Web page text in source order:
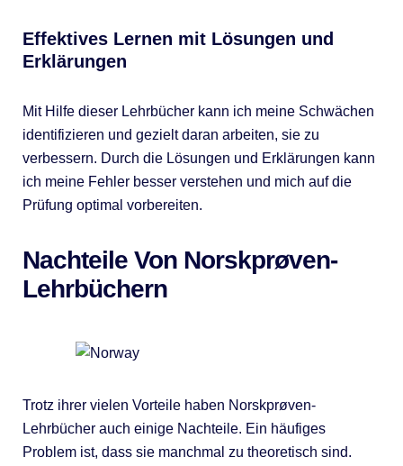
Effektives Lernen mit Lösungen und
Erklärungen
Mit Hilfe dieser Lehrbücher kann ich meine Schwächen
identifizieren und gezielt daran arbeiten, sie zu
verbessern. Durch die Lösungen und Erklärungen kann
ich meine Fehler besser verstehen und mich auf die
Prüfung optimal vorbereiten.
Nachteile Von Norskprøven-
Lehrbüchern
Trotz ihrer vielen Vorteile haben Norskprøven-
Lehrbücher auch einige Nachteile. Ein häufiges
Problem ist, dass sie manchmal zu theoretisch sind.